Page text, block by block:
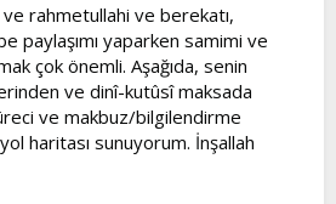
rahmetullahi ve berekatı,
paylaşımı yaparken samimi ve
çok önemli. Aşağıda, senin
ve dinî-kutûsî maksada
ve makbuz/bilgilendirme
haritası sunuyorum. İnşallah